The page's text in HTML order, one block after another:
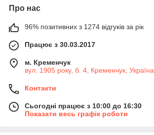
Про нас
96% позитивних з 1274 відгуків за рік
Працює з 30.03.2017
м. Кременчук
вул. 1905 року, б. 4, Кременчук, Україна
Контакти
Сьогодні працює з 10:00 до 16:30
Показати весь графік роботи